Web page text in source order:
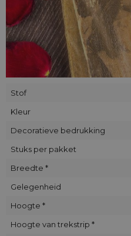
Stof
Kleur
Decoratieve bedrukking
Stuks per pakket
Breedte *
Gelegenheid
Hoogte *
Hoogte van trekstrip *